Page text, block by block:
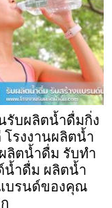
รับผลิตน้ำดื่มกิ่ง
โรงงานผลิตน้ำ
ลิตน้ำดื่ม รับทำ
น้ำดื่ม ผลิตน้ำ
บรนด์ของคุณ